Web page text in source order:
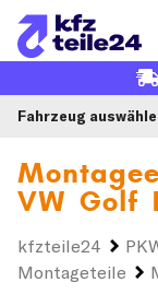
Fahrzeug
VW Golf
kfzteile24
Montageteile